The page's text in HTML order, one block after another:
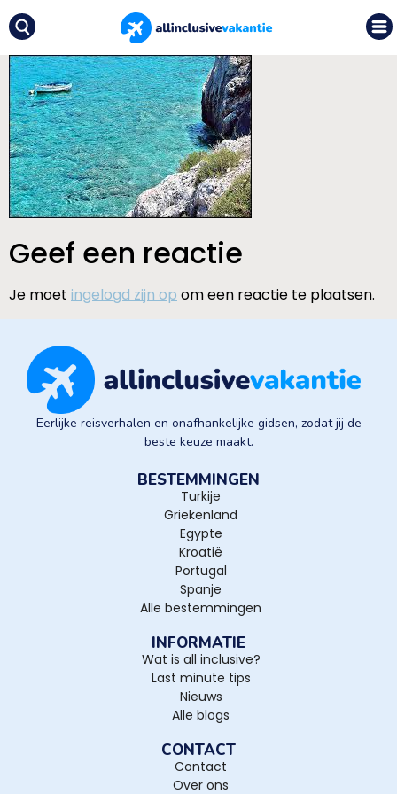
Geef een reactie
Je moet ingelogd zijn op om een reactie te plaatsen.
Eerlijke reisverhalen en onafhankelijke gidsen, zodat jij de
beste keuze maakt.
BESTEMMINGEN
Turkije
Griekenland
Egypte
Kroatië
Portugal
Spanje
Alle bestemmingen
INFORMATIE
Wat is all inclusive?
Last minute tips
Nieuws
Alle blogs
CONTACT
Contact
Over ons